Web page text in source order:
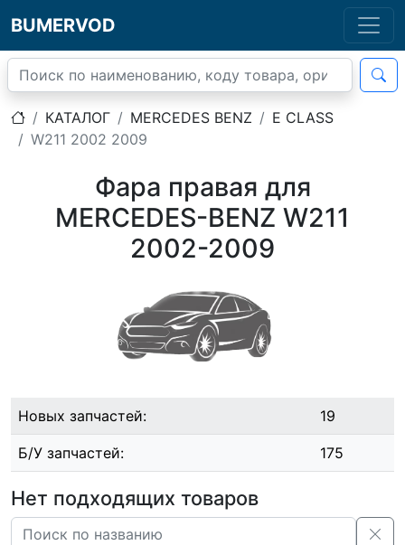
BUMERVOD
КАТАЛОГ MERCEDES BENZ
E CLASS
W211 2002 2009
Фара правая для
MERCEDES-BENZ W211
2002-2009
Новых запчастей: 19
Б/У запчастей: 175
Нет подходящих товаров